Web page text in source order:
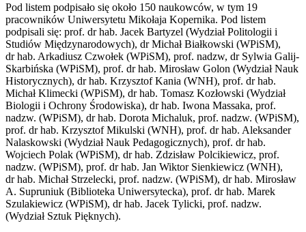
Pod listem podpisało się około 150 naukowców, w tym 19
pracowników Uniwersytetu Mikołaja Kopernika. Pod listem
podpisali się: prof. dr hab. Jacek Bartyzel (Wydział Politologii i
Studiów Międzynarodowych), dr Michał Białkowski (WPiSM),
dr hab. Arkadiusz Czwołek (WPiSM), prof. nadzw, dr Sylwia Galij-
Skarbińska (WPiSM), prof. dr hab. Mirosław Golon (Wydział Nauk
Historycznych), dr hab. Krzysztof Kania (WNH), prof. dr hab.
Michał Klimecki (WPiSM), dr hab. Tomasz Kozłowski (Wydział
Biologii i Ochrony Środowiska), dr hab. Iwona Massaka, prof.
nadzw. (WPiSM), dr hab. Dorota Michaluk, prof. nadzw. (WPiSM),
prof. dr hab. Krzysztof Mikulski (WNH), prof. dr hab. Aleksander
Nalaskowski (Wydział Nauk Pedagogicznych), prof. dr hab.
Wojciech Polak (WPiSM), dr hab. Zdzisław Polcikiewicz, prof.
nadzw. (WPiSM), prof. dr hab. Jan Wiktor Sienkiewicz (WNH),
dr hab. Michał Strzelecki, prof. nadzw. (WPiSM), dr hab. Mirosław
A. Supruniuk (Biblioteka Uniwersytecka), prof. dr hab. Marek
Szulakiewicz (WPiSM), dr hab. Jacek Tylicki, prof. nadzw.
(Wydział Sztuk Pięknych).